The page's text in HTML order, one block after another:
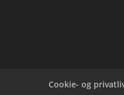
Cookie- og